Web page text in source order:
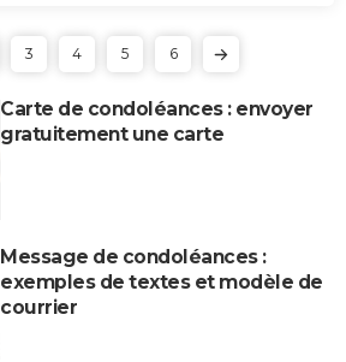
3 4 5 6
Carte de condoléances : envoyer
gratuitement une carte
Message de condoléances :
exemples de textes et modèle de
courrier